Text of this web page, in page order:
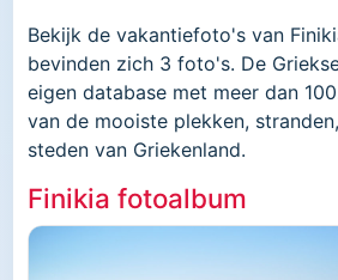
Bekijk de vakantiefoto's van
bevinden zich 3 foto's. De
eigen database met meer dan
van de mooiste plekken,
steden van Griekenland.
Finikia fotoalbum